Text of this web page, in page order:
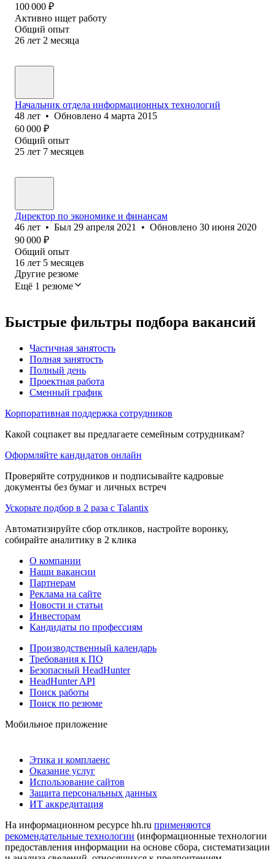
100 000 ₽
Активно ищет работу
Общий опыт
26 лет 2 месяца
Начальник отдела информационных технологий
48 лет • Обновлено 4 марта 2015
60 000 ₽
Общий опыт
25 лет 7 месяцев
Директор по экономике и финансам
46 лет • Был 29 апреля 2021 • Обновлено 30 июня 2020
90 000 ₽
Общий опыт
16 лет 5 месяцев
Другие резюме
Ещё 1 резюме
Быстрые фильтры подбора вакансий
Частичная занятость
Полная занятость
Полный день
Проектная работа
Сменный график
Корпоративная поддержка сотрудников
Какой соцпакет вы предлагаете семейным сотрудникам?
Оформляйте кандидатов онлайн
Проверяйте сотрудников и подписывайте кадровые
документы без бумаг и личных встреч
Ускорьте подбор в 2 раза с Talantix
Автоматизируйте сбор откликов, настройте воронку,
собирайте аналитику в 2 клика
О компании
Наши вакансии
Партнерам
Реклама на сайте
Новости и статьи
Инвесторам
Кандидаты по профессиям
Производственный календарь
Требования к ПО
Безопасный HeadHunter
HeadHunter API
Поиск работы
Поиск по резюме
Мобильное приложение
Этика и комплаенс
Оказание услуг
Использование сайтов
Защита персональных данных
ИТ аккредитация
На информационном ресурсе hh.ru применяются
рекомендательные технологии (информационные технологии
предоставления информации на основе сбора, систематизации